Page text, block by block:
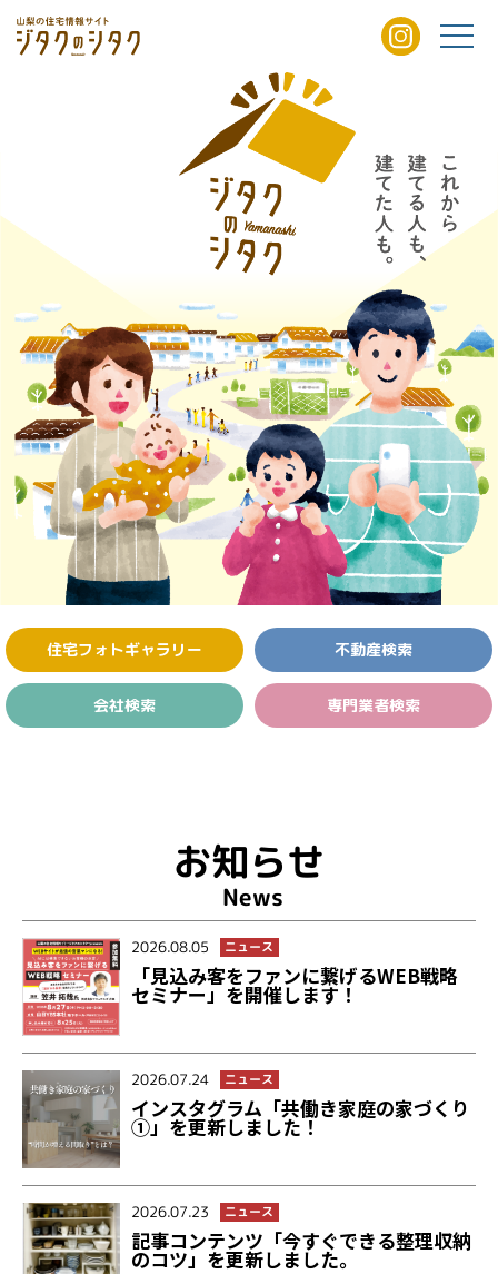
住宅フォトギャラリー 不動産検索
会社検索 専門業者検索
お知らせ
News
2026.08.05 ニュース
「見込み客をファンに繋げるWEB戦略
セミナー」を開催します！
2026.07.24 ニュース
インスタグラム「共働き家庭の家づくり
①」を更新しました！
2026.07.23 ニュース
記事コンテンツ「今すぐできる整理収納
のコツ」を更新しました。